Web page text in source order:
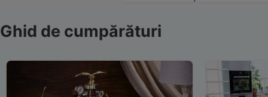
Ghid de cumpărături